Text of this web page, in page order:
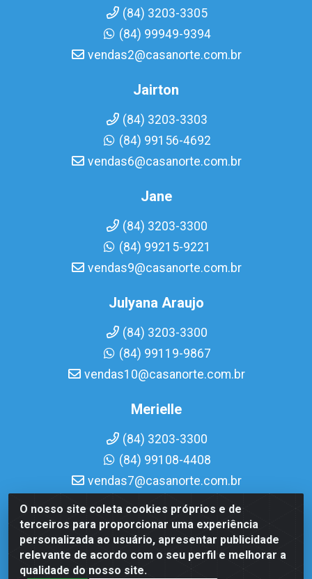
O nosso site coleta cookies próprios e de
terceiros para proporcionar uma experiência
personalizada ao usuário, apresentar publicidade
relevante de acordo com o seu perfil e melhorar a
qualidade do nosso site.
(84) 3203-3305
(84) 99949-9394
vendas2@casanorte.com.br
Jairton
(84) 3203-3303
(84) 99156-4692
vendas6@casanorte.com.br
Jane
(84) 3203-3300
(84) 99215-9221
vendas9@casanorte.com.br
Julyana Araujo
(84) 3203-3300
(84) 99119-9867
vendas10@casanorte.com.br
Merielle
(84) 3203-3300
(84) 99108-4408
vendas7@casanorte.com.br
Casa Norte LTDA - Av. Interventor Mário Câmara, 1815 -
Dix-Sept Rosado, Natal/RN - CEP 59054-600 - CNPJ
08.713.513/0001-51